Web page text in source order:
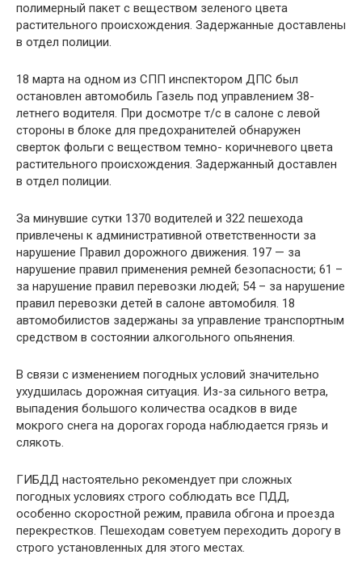
полимерный пакет с веществом зеленого цвета
растительного происхождения. Задержанные доставлены
в отдел полиции.
18 марта на одном из СПП инспектором ДПС был
остановлен автомобиль Газель под управлением 38-
летнего водителя. При досмотре т/с в салоне с левой
стороны в блоке для предохранителей обнаружен
сверток фольги с веществом темно- коричневого цвета
растительного происхождения. Задержанный доставлен
в отдел полиции.
За минувшие сутки 1370 водителей и 322 пешехода
привлечены к административной ответственности за
нарушение Правил дорожного движения. 197 — за
нарушение правил применения ремней безопасности; 61 –
за нарушение правил перевозки людей; 54 – за нарушение
правил перевозки детей в салоне автомобиля. 18
автомобилистов задержаны за управление транспортным
средством в состоянии алкогольного опьянения.
В связи с изменением погодных условий значительно
ухудшилась дорожная ситуация. Из-за сильного ветра,
выпадения большого количества осадков в виде
мокрого снега на дорогах города наблюдается грязь и
слякоть.
ГИБДД настоятельно рекомендует при сложных
погодных условиях строго соблюдать все ПДД,
особенно скоростной режим, правила обгона и проезда
перекрестков. Пешеходам советуем переходить дорогу в
строго установленных для этого местах.